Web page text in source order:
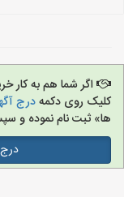
اگر شما هم به کار
کلیک روی دکمهدرج
ها» ثبت نام نموده و